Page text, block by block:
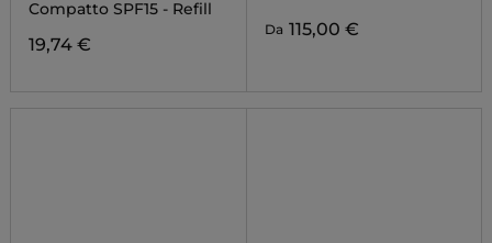
Compatto SPF15 - Refill
19,74 €
Da 115,00 €